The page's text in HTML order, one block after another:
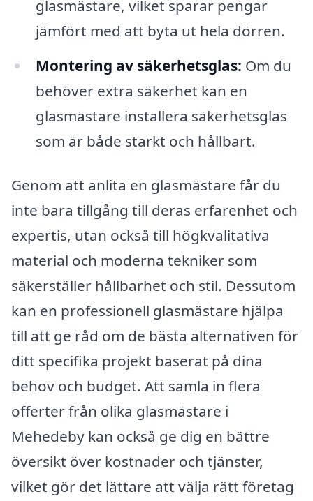
glasmästare, vilket sparar pengar
jämfört med att byta ut hela dörren.
Montering av säkerhetsglas: Om du
behöver extra säkerhet kan en
glasmästare installera säkerhetsglas
som är både starkt och hållbart.
Genom att anlita en glasmästare får du
inte bara tillgång till deras erfarenhet och
expertis, utan också till högkvalitativa
material och moderna tekniker som
säkerställer hållbarhet och stil. Dessutom
kan en professionell glasmästare hjälpa
till att ge råd om de bästa alternativen för
ditt specifika projekt baserat på dina
behov och budget. Att samla in flera
offerter från olika glasmästare i
Mehedeby kan också ge dig en bättre
översikt över kostnader och tjänster,
vilket gör det lättare att välja rätt företag